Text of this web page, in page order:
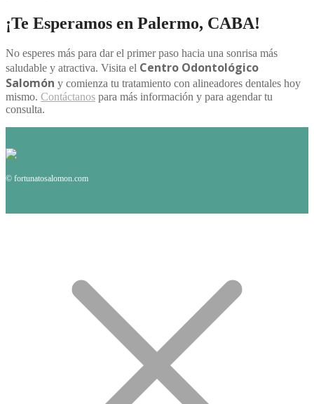
¡Te Esperamos en Palermo, CABA!
No esperes más para dar el primer paso hacia una sonrisa más
saludable y atractiva. Visita el Centro Odontológico
Salomón y comienza tu tratamiento con alineadores dentales hoy
mismo. Contáctanos para más información y para agendar tu
consulta.
© fortunatosalomon.com